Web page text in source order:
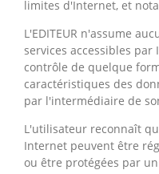
limites d'Internet, et
L'EDITEUR n'assume
services accessibles
contrôle de quelque
caractéristiques des
par l'intermédiaire de
L'utilisateur reconnaît
Internet peuvent être
ou être protégées par